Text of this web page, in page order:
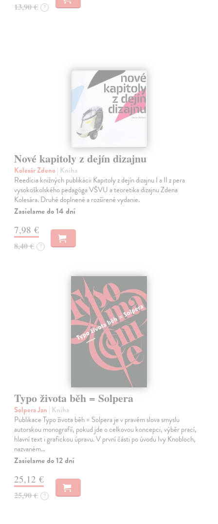
13,90 € ?
Nové kapitoly z dejín dizajnu
Kolesár Zdeno| Kniha
Reedícia knižných publikácii Kapitoly z dejín dizajnu I a II z pera
vysokoškolského pedagóga VŠVU a teoretika dizajnu Zdena
Kolesára. Druhé doplnené a rozšírené vydanie.
Zasielame do 14 dní
7,98 €
8,40 € ?
Typo života běh = Solpera
Solpera Jan | Kniha
Publikace Typo života běh = Solpera je v pravém slova smyslu
autorskou monografií, pokud jde o celkovou koncepci, výběr prací,
hlavní text i grafickou úpravu. V první části po úvodu Ivy Knobloch,
nazvaném…
Zasielame do 12 dní
25,12 €
25,90 € ?